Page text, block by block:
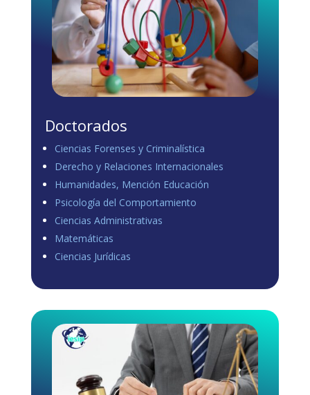
Load more
Doctorados
Ciencias Forenses y Criminalística
Derecho y Relaciones Internacionales
Humanidades, Mención Educación
Psicología del Comportamiento
Ciencias Administrativas
Matemáticas
Ciencias Jurídicas